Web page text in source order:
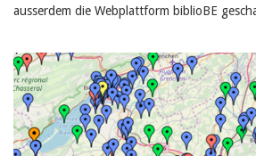
ausserdem die Webplattform biblioBE